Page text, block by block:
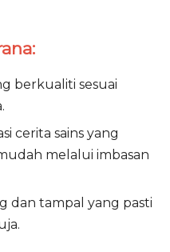
berkualiti sesuai
cerita sains yang
melalui imbasan
dan tampal yang pasti